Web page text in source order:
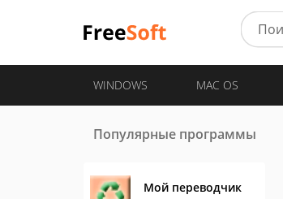
WINDOWS MAC OS
Популярные программы
Мой переводчик